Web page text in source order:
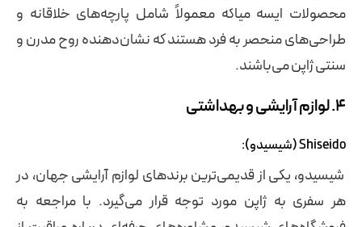
محصولات ایسه میاکه معمولاً شامل پارچه‌های خلاقانه و
طراحی‌های منحصر به فرد هستند که نشان‌دهنده روح مدرن و
سنتی ژاپن می‌باشند.
۴. لوازم آرایشی و بهداشتی
Shiseido (شیسیدو):
شیسیدو، یکی از قدیمی‌ترین برندهای لوازم آرایشی جهان، در
هر سفری به ژاپن مورد توجه قرار می‌گیرد. با مراجعه به